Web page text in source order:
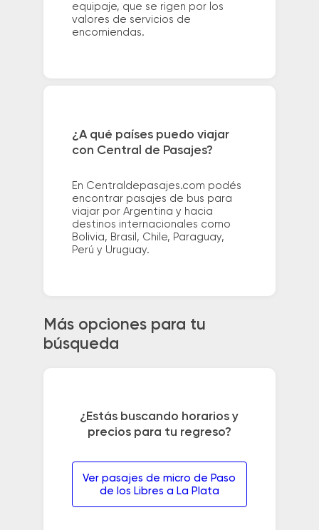
equipaje, que se rigen por los
valores de servicios de
encomiendas.
¿A qué países puedo viajar
con Central de Pasajes?
En Centraldepasajes.com podés
encontrar pasajes de bus para
viajar por Argentina y hacia
destinos internacionales como
Bolivia, Brasil, Chile, Paraguay,
Perú y Uruguay.
Más opciones para tu
búsqueda
¿Estás buscando horarios y
precios para tu regreso?
Ver pasajes de micro de Paso
de los Libres a La Plata